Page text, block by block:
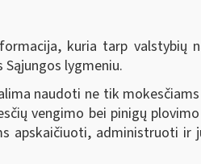
kuria tarp valstybių
lygmeniu.
naudoti ne tik
vengimo bei pinigų
apskaičiuoti, administruoti